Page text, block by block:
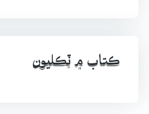
ڪتاب ۾ ٽِڪليون